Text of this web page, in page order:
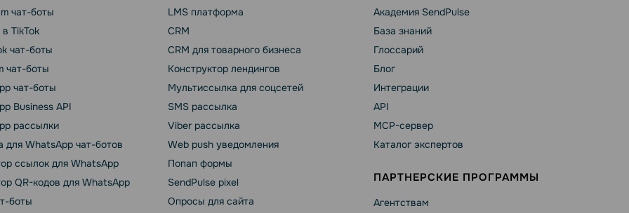
чат-боты
TikTok
чат-боты
чат-боты
чат-боты
Business API
рассылки
для WhatsApp чат-ботов
ссылок для WhatsApp
QR-кодов для WhatsApp
боты
LMS платформа
CRM
CRM для товарного бизнеса
Конструктор лендингов
Мультиссылка для соцсетей
SMS рассылка
Viber рассылка
Web push уведомления
Попап формы
SendPulse pixel
Опросы для сайта
Академия SendPulse
База знаний
Глоссарий
Блог
Интеграции
API
MCP-сервер
Каталог экспертов
ПАРТНЕРСКИЕ ПРОГРАММЫ
Агентствам